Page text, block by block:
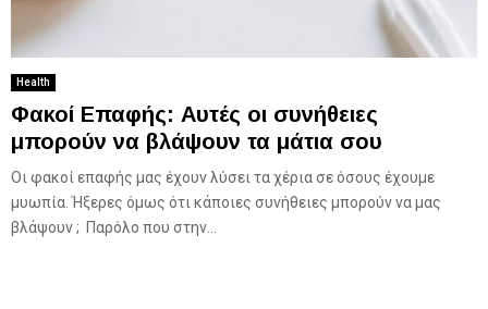
Health
Φακοί Επαφής: Αυτές οι συνήθειες
μπορούν να βλάψουν τα μάτια σου
Οι φακοί επαφής μας έχουν λύσει τα χέρια σε όσους έχουμε
μυωπία. Ήξερες όμως ότι κάποιες συνήθειες μπορούν να μας
βλάψουν ; Παρόλο που στην...